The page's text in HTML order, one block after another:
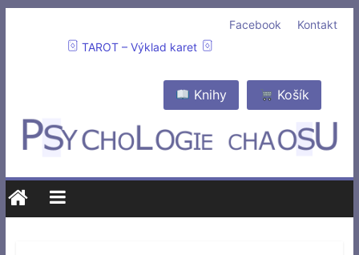
Kontakt
Facebook
TAROT – Výklad karet
Košík
Knihy